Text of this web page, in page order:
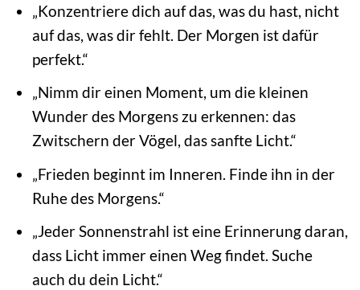
„Konzentriere dich auf das, was du hast, nicht
auf das, was dir fehlt. Der Morgen ist dafür
perfekt.“
„Nimm dir einen Moment, um die kleinen
Wunder des Morgens zu erkennen: das
Zwitschern der Vögel, das sanfte Licht.“
„Frieden beginnt im Inneren. Finde ihn in der
Ruhe des Morgens.“
„Jeder Sonnenstrahl ist eine Erinnerung daran,
dass Licht immer einen Weg findet. Suche
auch du dein Licht.“